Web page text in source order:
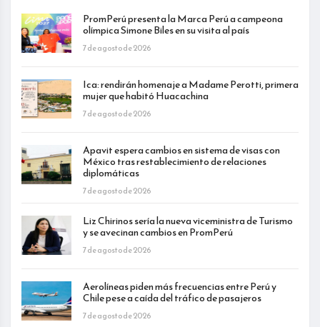
PromPerú presenta la Marca Perú a campeona
olímpica Simone Biles en su visita al país
7 de agosto de 2026
Ica: rendirán homenaje a Madame Perotti, primera
mujer que habitó Huacachina
7 de agosto de 2026
Apavit espera cambios en sistema de visas con
México tras restablecimiento de relaciones
diplomáticas
7 de agosto de 2026
Liz Chirinos sería la nueva viceministra de Turismo
y se avecinan cambios en PromPerú
7 de agosto de 2026
Aerolíneas piden más frecuencias entre Perú y
Chile pese a caída del tráfico de pasajeros
7 de agosto de 2026